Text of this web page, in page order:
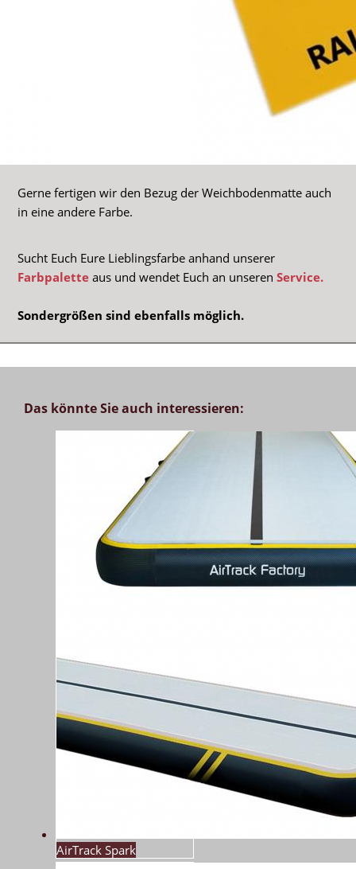
Gerne fertigen wir den Bezug der Weichbodenmatte auch
in eine andere Farbe.
Sucht Euch Eure Lieblingsfarbe anhand unserer
Farbpalette aus und wendet Euch an unserenService.
Sondergrößen sind ebenfalls möglich.
Das könnte Sie auch interessieren:
AirTrack Spark